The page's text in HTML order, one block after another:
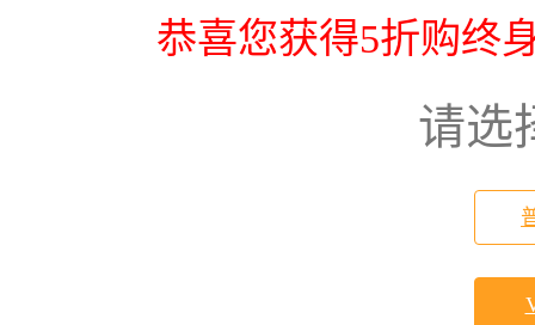
恭喜您获得5折购终
请选